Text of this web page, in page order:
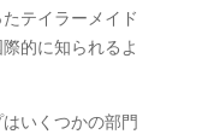
テイラーメイド
的に知られるよ
いくつかの部門